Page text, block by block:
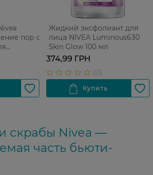
пор с
кожи
75 мл
Жидкий эксфолиант для
лица NIVEA Luminous630
Skin Glow 100 мл
374,99 ГРН
скрабы Nivea —
часть бьюти-